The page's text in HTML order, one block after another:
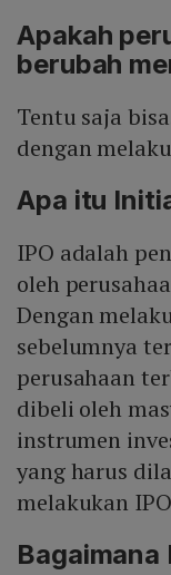
Apakah
berubah
Tentu saja
dengan
Apa itu
IPO adalah
oleh
Dengan
sebelumnya
perusahaan
dibeli oleh
instrumen
yang harus
melakukan
Bagaimana